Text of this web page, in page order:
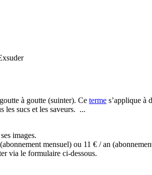
à goutte (suinter). Ce terme s’applique à
les sucs et les saveurs. ...
images.
mensuel) ou 11 € / an
via le formulaire ci-dessous.